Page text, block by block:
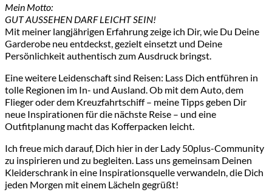
Mein Motto:
GUT AUSSEHEN DARF LEICHT SEIN!
Mit meiner langjährigen Erfahrung zeige ich Dir, wie Du Deine
Garderobe neu entdeckst, gezielt einsetzt und Deine
Persönlichkeit authentisch zum Ausdruck bringst.
Eine weitere Leidenschaft sind Reisen: Lass Dich entführen in
tolle Regionen im In- und Ausland. Ob mit dem Auto, dem
Flieger oder dem Kreuzfahrtschiff – meine Tipps geben Dir
neue Inspirationen für die nächste Reise – und eine
Outfitplanung macht das Kofferpacken leicht.
Ich freue mich darauf, Dich hier in der Lady 50plus-Community
zu inspirieren und zu begleiten. Lass uns gemeinsam Deinen
Kleiderschrank in eine Inspirationsquelle verwandeln, die Dich
jeden Morgen mit einem Lächeln gegrüßt!